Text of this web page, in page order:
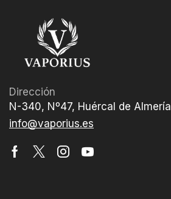
Dirección
N-340, Nº47, Huércal de Almería
info@vaporius.es